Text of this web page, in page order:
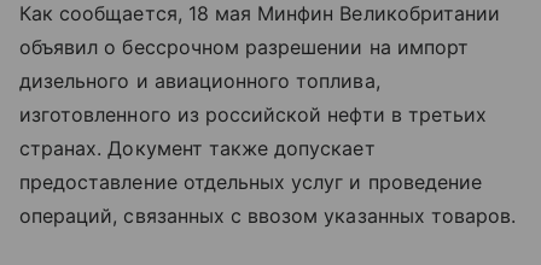
Как сообщается, 18 мая Минфин Великобритании
объявил о бессрочном разрешении на импорт
дизельного и авиационного топлива,
изготовленного из российской нефти в третьих
странах. Документ также допускает
предоставление отдельных услуг и проведение
операций, связанных с ввозом указанных товаров.